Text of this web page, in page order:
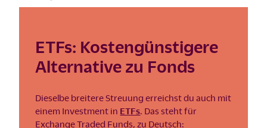
ETFs: Kostengünstigere
Alternative zu Fonds
Dieselbe breitere Streuung erreichst du auch mit
einem Investment in ETFs . Das steht für
Exchange Traded Funds, zu Deutsch: